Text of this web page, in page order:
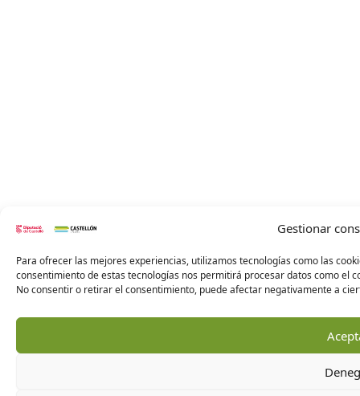
Gestionar
Para ofrecer las mejores experiencias, utilizamos tecnologías como las
consentimiento de estas tecnologías nos permitirá procesar datos como el
No consentir o retirar el consentimiento, puede afectar negativamente a